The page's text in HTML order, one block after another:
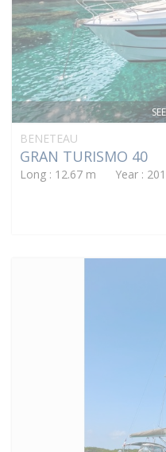
BENETEAU
GRAN TURISMO 40
Long : 12.67 m Year :